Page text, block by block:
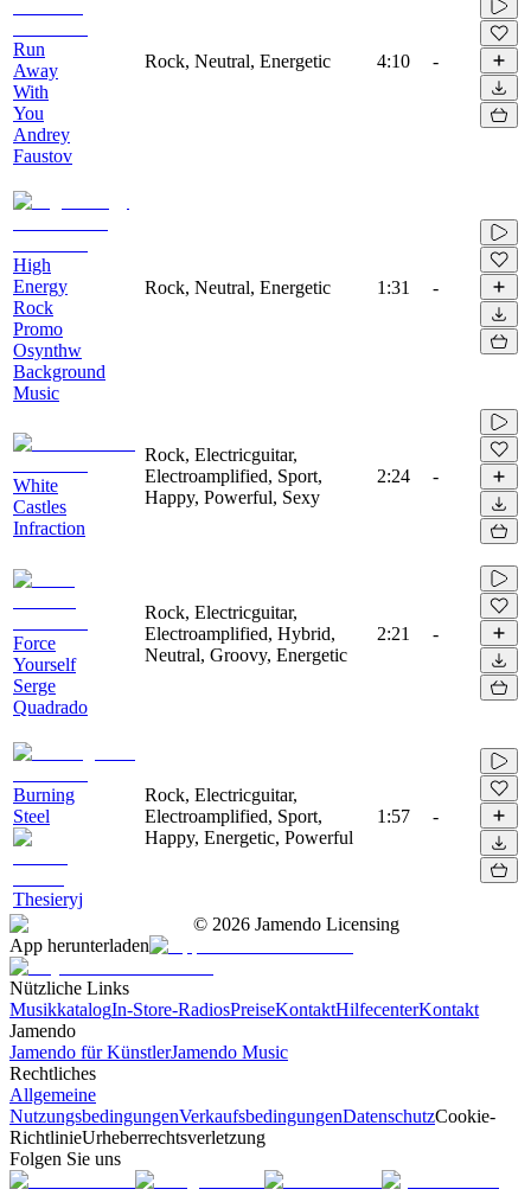
Run
Away
With
You
Andrey
Faustov
Rock, Neutral, Energetic 4:10 -
High
Energy
Rock
Promo
Osynthw
Background
Music
Rock, Neutral, Energetic 1:31 -
White
Castles
Infraction
Rock, Electricguitar,
Electroamplified, Sport,
Happy, Powerful, Sexy
2:24 -
Force
Yourself
Serge
Quadrado
Rock, Electricguitar,
Electroamplified, Hybrid,
Neutral, Groovy, Energetic
2:21 -
Burning
Steel
Thesieryj
Rock, Electricguitar,
Electroamplified, Sport,
Happy, Energetic, Powerful
1:57 -
© 2026 Jamendo Licensing
App herunterladen
Nützliche Links
MusikkatalogIn-Store-RadiosPreiseKontaktHilfecenterKontakt
Jamendo
Jamendo für KünstlerJamendo Music
Rechtliches
Allgemeine
NutzungsbedingungenVerkaufsbedingungenDatenschutzCookie-
RichtlinieUrheberrechtsverletzung
Folgen Sie uns